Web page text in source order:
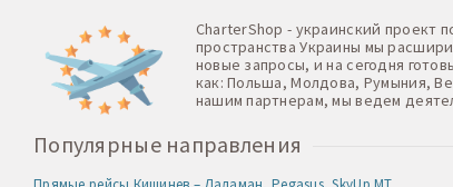
CharterShop - украинский проект
пространства Украины мы
новые запросы, и на сегодня
как: Польша, Молдова, Румыния,
нашим партнерам, мы ведем
Популярные направления